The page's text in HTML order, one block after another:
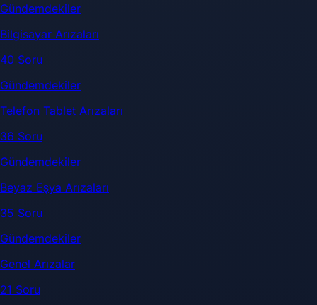
Gündemdekiler
Bilgisayar Arızaları
40 Soru
Gündemdekiler
Telefon Tablet Arızaları
36 Soru
Gündemdekiler
Beyaz Eşya Arızaları
35 Soru
Gündemdekiler
Genel Arızalar
21 Soru